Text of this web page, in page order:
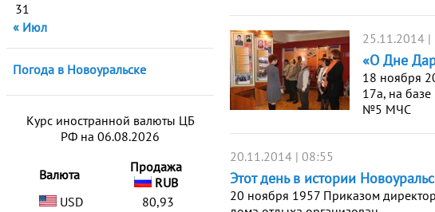
31
« Июл
Погода в Новоуральске
Курс иностранной валюты ЦБ
РФ на 06.08.2026
Валюта
Продажа
RUB
USD
80,93
25.11.2014 |
«О Дне
18 ноября
17а, на
№5 МЧС
20.11.2014 | 08:55
Этот день в истории
20 ноября 1957 Приказом